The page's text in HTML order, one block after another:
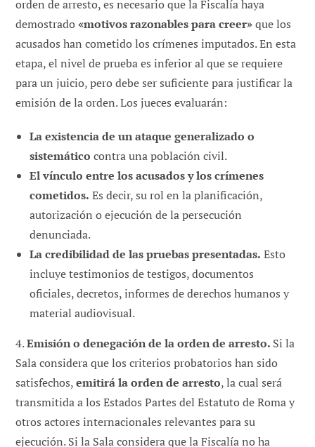
orden de arresto, es necesario que la Fiscalía haya
demostrado«motivos razonables para creer»que los
acusados han cometido los crímenes imputados. En esta
etapa, el nivel de prueba es inferior al que se requiere
para un juicio, pero debe ser suficiente para justificar la
emisión de la orden. Los jueces evaluarán:
La existencia de un ataque generalizado o
sistemático contra una población civil.
El vínculo entre los acusados y los crímenes
cometidos. Es decir, su rol en la planificación,
autorización o ejecución de la persecución
denunciada.
La credibilidad de las pruebas presentadas. Esto
incluye testimonios de testigos, documentos
oficiales, decretos, informes de derechos humanos y
material audiovisual.
4.Emisión o denegación de la orden de arresto. Si la
Sala considera que los criterios probatorios han sido
satisfechos,emitirá la orden de arresto, la cual será
transmitida a los Estados Partes del Estatuto de Roma y
otros actores internacionales relevantes para su
ejecución. Si la Sala considera que la Fiscalía no ha